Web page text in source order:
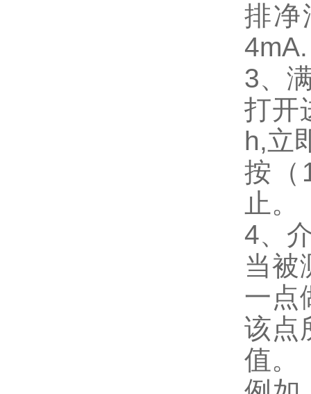
排净
3、
打开
h,立
按（
止。
4、
当被
一点
该点
值。